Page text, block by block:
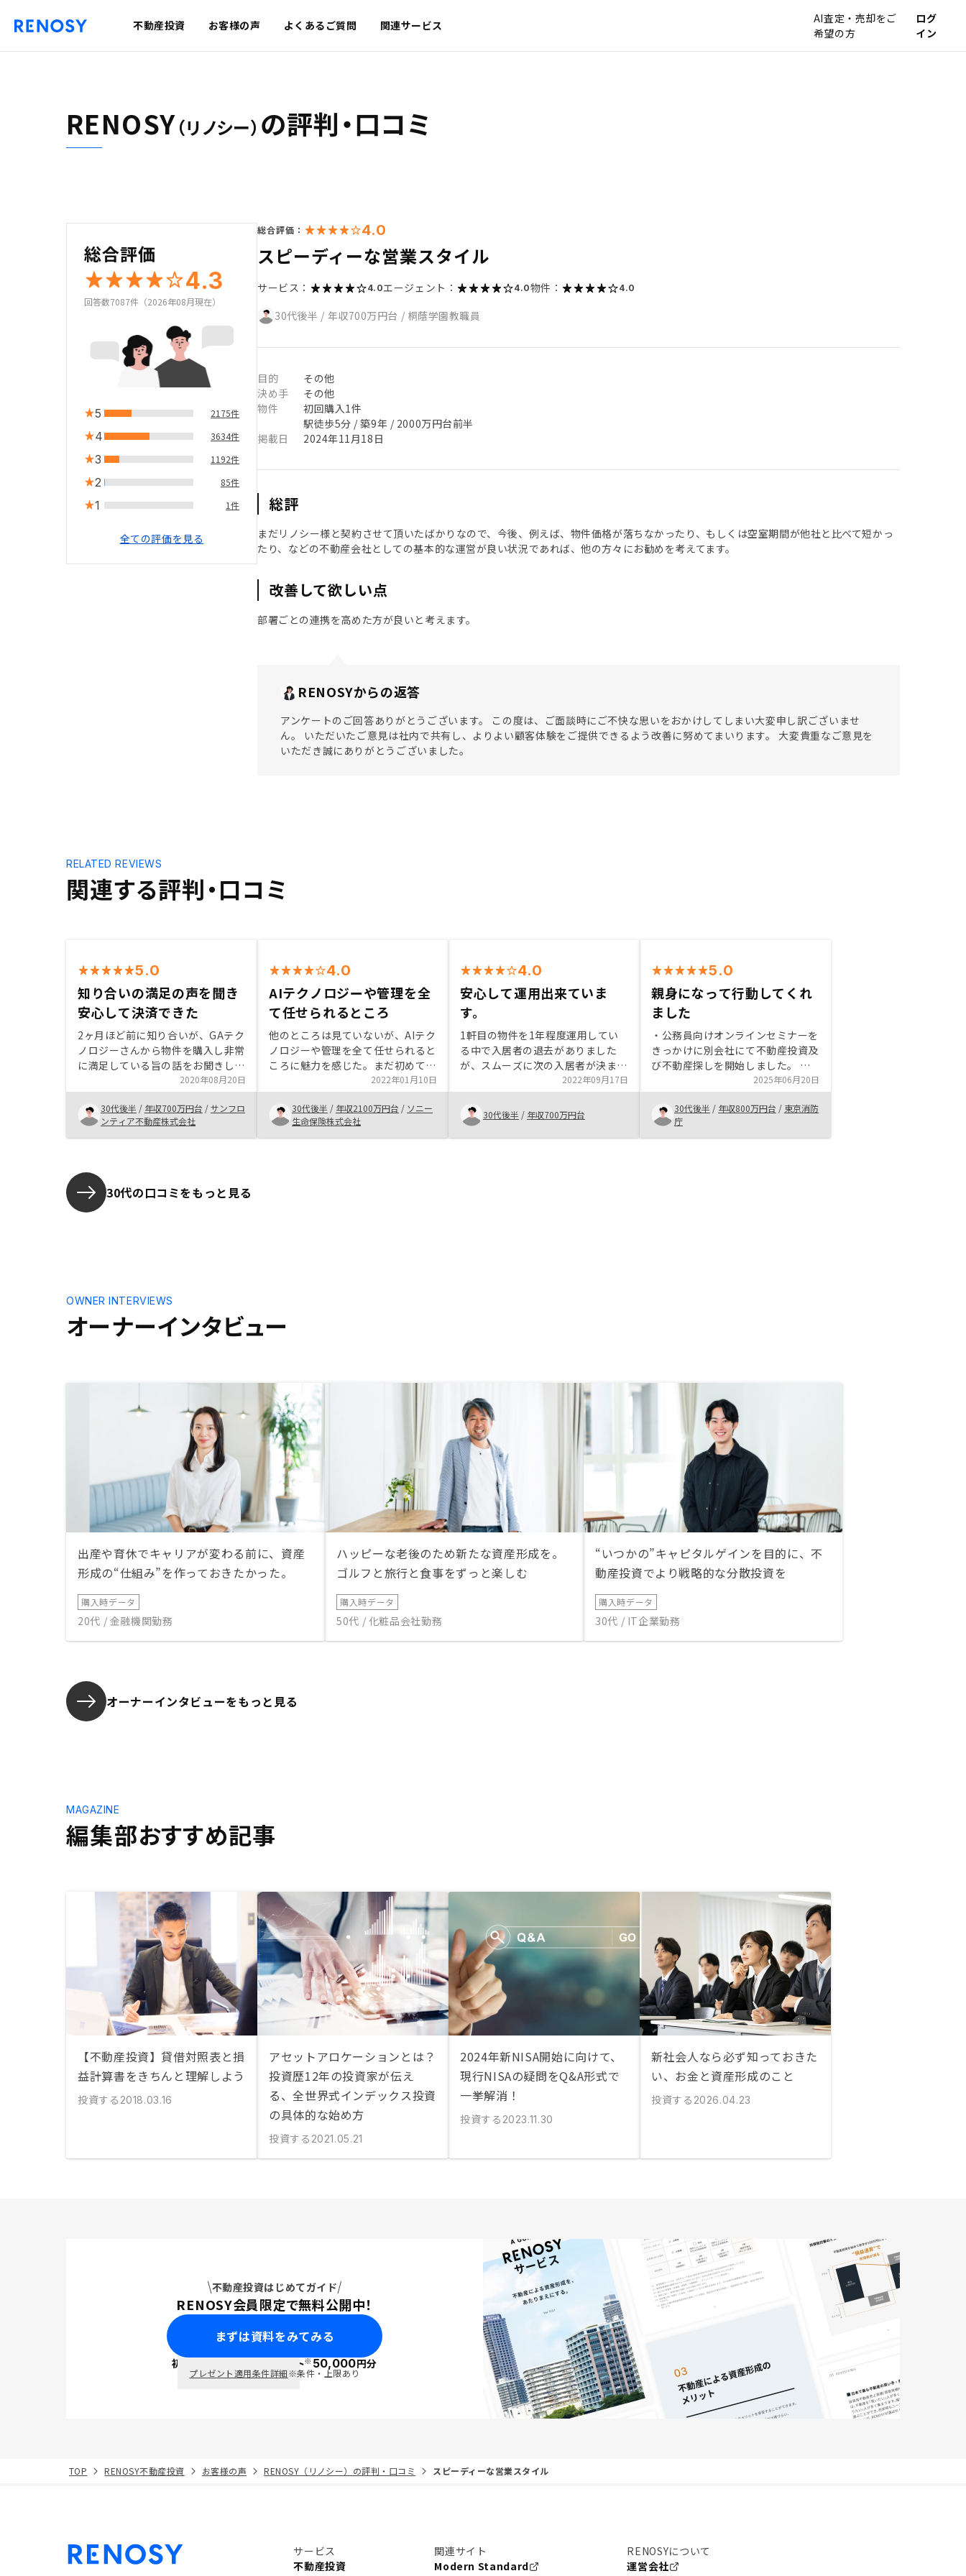
不動産投資 お客様の声 よくあるご質問 関連サービス
AI査定・売却をご
希望の方
ログ
イン
RENOSY（リノシー） の評判・口コミ
総合評価
4.3
回答数7087件（2026年08月現在）
5 2175件
4 3634件
3 1192件
2 85件
1 1件
全ての評価を見る
総合評価： 4.0
スピーディーな営業スタイル
サービス： 4.0エージェント： 4.0物件： 4.0
30代後半 / 年収700万円台 / 桐蔭学園教職員
目的
その他
決め手
その他
物件
初回購入1件
駅徒歩5分 / 築9年 / 2000万円台前半
掲載日
2024年11月18日
総評
まだリノシー様と契約させて頂いたばかりなので、今後、例えば、物件価格が落ちなかったり、もしくは空室期間が他社と比べて短かっ
たり、などの不動産会社としての基本的な運営が良い状況であれば、他の方々にお勧めを考えてます。
改善して欲しい点
部署ごとの連携を高めた方が良いと考えます。
RENOSYからの返答
アンケートのご回答ありがとうございます。 この度は、ご面談時にご不快な思いをおかけしてしまい大変申し訳ございませ
ん。 いただいたご意見は社内で共有し、よりよい顧客体験をご提供できるよう改善に努めてまいります。 大変貴重なご意見を
いただき誠にありがとうございました。
関連する評判・口コミ
RELATED REVIEWS
5.0
知り合いの満足の声を聞き
安心して決済できた
2ヶ月ほど前に知り合いが、GAテク
ノロジーさんから物件を購入し非常
に満足している旨の話をお聞きしま
した。 今回のエージェントの方と
ご縁をいただきました。 知り合い
からの紹介ということもあり安心し
て決済まで進める事ができました。
この度はありがとうございました。
2020年08月20日
30代後半 / 年収700万円台 /サンフロ
ンティア不動産株式会社
4.0
AIテクノロジーや管理を全
て任せられるところ
他のところは見ていないが、AIテク
ノロジーや管理を全て任せられると
ころに魅力を感じた。まだ初めて間
もないのでまだまだ安心はできてい
ない部分もあるが、それはこれから
解消できればと思っている。ネット
を見ると購入金額が高いなどのデメ
リットも書いてあるが自分はインカ
2022年01月10日
30代後半 / 年収2100万円台 / ソニー
生命保険株式会社
4.0
安心して運用出来ていま
す。
1軒目の物件を1年程度運用してい
る中で入居者の退去がありました
が、スムーズに次の入居者が決まり
ました。入居までにもう少し時間が
かかるものと考えていましたが、AI
による物件選びも適切でリスクは最
小限となっている印象です。また、
購入後のサポートも迅速にご対応い
2022年09月17日
30代後半 / 年収700万円台
5.0
親身になって行動してくれ
ました
・公務員向けオンラインセミナーを
きっかけに別会社にて不動産投資及
び不動産探しを開始しました。 ・
同僚紹介でRENOSY様及び担当者様
と出会い、大変満足、信頼できる対
応をいただき、購入を決定いたしま
した。・特にありません。
2025年06月20日
30代後半 / 年収800万円台 / 東京消防
庁
30代の口コミをもっと見る
オーナーインタビュー
OWNER INTERVIEWS
出産や育休でキャリアが変わる前に、資産
形成の“仕組み”を作っておきたかった。
購入時データ
20代 / 金融機関勤務
ハッピーな老後のため新たな資産形成を。
ゴルフと旅行と食事をずっと楽しむ
購入時データ
50代 / 化粧品会社勤務
“いつかの”キャピタルゲインを目的に、不
動産投資でより戦略的な分散投資を
購入時データ
30代 / IT企業勤務
オーナーインタビューをもっと見る
編集部おすすめ記事
MAGAZINE
【不動産投資】貸借対照表と損
益計算書をきちんと理解しよう
投資する 2018.03.16
アセットアロケーションとは？
投資歴12年の投資家が伝え
る、全世界式インデックス投資
の具体的な始め方
投資する 2021.05.21
2024年新NISA開始に向けて、
現行NISAの疑問をQ&A形式で
一挙解消！
投資する 2023.11.30
新社会人なら必ず知っておきた
い、お金と資産形成のこと
投資する 2026.04.23
不動産投資はじめてガイド
RENOSY会員限定で無料公開中！
まずは資料をみてみる
初回面談で ポイント※50,000円分
プレゼント適用条件詳細※条件・上限あり
TOP RENOSY不動産投資 お客様の声 RENOSY（リノシー）の評判・口コミ スピーディーな営業スタイル
サービス
不動産投資
関連サイト
Modern Standard
RENOSYについて
運営会社